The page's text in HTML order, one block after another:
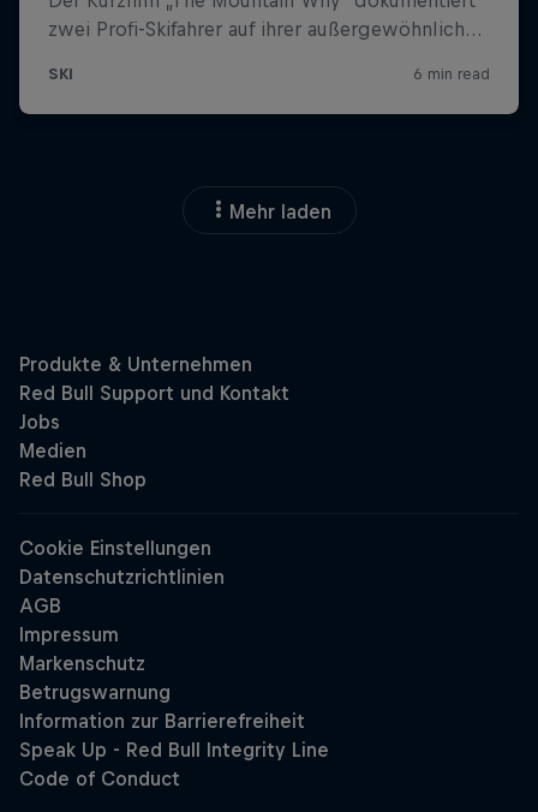
Mehr laden